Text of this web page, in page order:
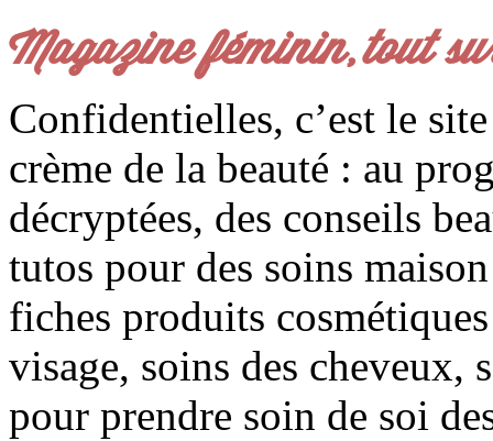
Magazine féminin, tout
Confidentielles, c’est le
crème de la beauté : au
décryptées, des conseils
tutos pour des soins
fiches produits
visage, soins des cheveux,
pour prendre soin de soi